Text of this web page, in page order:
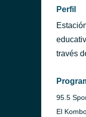
Perfil
través
95.5
El